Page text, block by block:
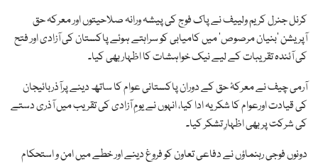
کرنل جنرل کریم ولییف نے پاک فوج کی پیشہ ورانہ صلاحیتوں اور معرکہ حق
آپریشن ’بنیان مرصوص‘ میں کامیابی کو سراہتے ہوئے پاکستان کی آزادی اور فتح
کی آئندہ تقریبات کے لیے نیک خواہشات کا اظہار بھی کیا۔
آرمی چیف نے معرکۂ حق کے دوران پاکستانی عوام کا ساتھ دینے پرآذربائیجان
کی قیادت اورعوام کا شکریہ ادا کیا، انہوں نے یومِ آزادی کی تقریب میں آذری دستے
کی شرکت پر بھی اظہارِ تشکر کیا۔
دونوں فوجی رہنماؤں نے دفاعی تعاون کو فروغ دینے اور خطے میں امن و استحکام